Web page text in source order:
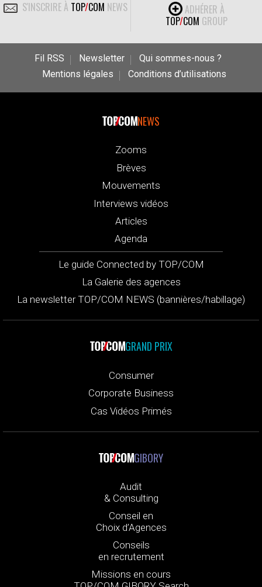
S'INSCRIRE À TOP/COM NEWS
ADHÉRER À
TOP/COM GROUP
Fil RSS Newsletter
Qui sommes-nous ?
Mentions légales
Conditions d’utilisations
NEWS
Zooms
Brèves
Mouvements
Interviews vidéos
Articles
Agenda
Le guide Connected by TOP/COM
La Galerie des agences
La newsletter TOP/COM NEWS (bannières/habillage)
GRAND PRIX
Consumer
Corporate Business
Cas Vidéos Primés
GIBORY
Audit
& Consulting
Conseil en
Choix d’Agences
Conseils
en recrutement
Missions en cours